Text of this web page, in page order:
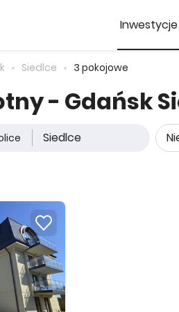
Inwestycje
Siedlce 3 pokojowe
- Gdańsk
Siedlce